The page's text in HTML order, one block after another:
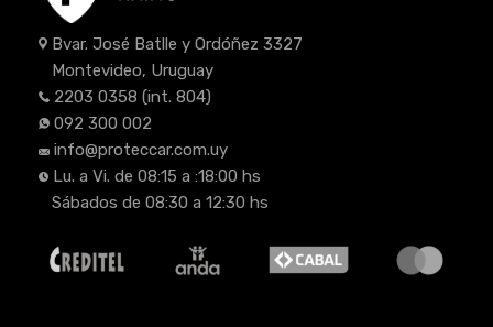
Bvar. José Batlle y Ordóñez 3327
Montevideo, Uruguay
2203 0358 (int. 804)
092 300 002
info@proteccar.com.uy
Lu. a Vi. de 08:15 a :18:00 hs
Sábados de 08:30 a 12:30 hs